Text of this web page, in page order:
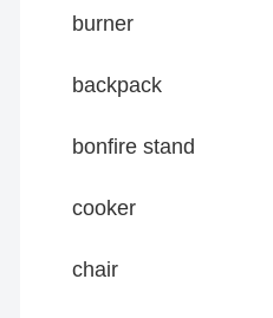
burner
backpack
bonfire stand
cooker
chair